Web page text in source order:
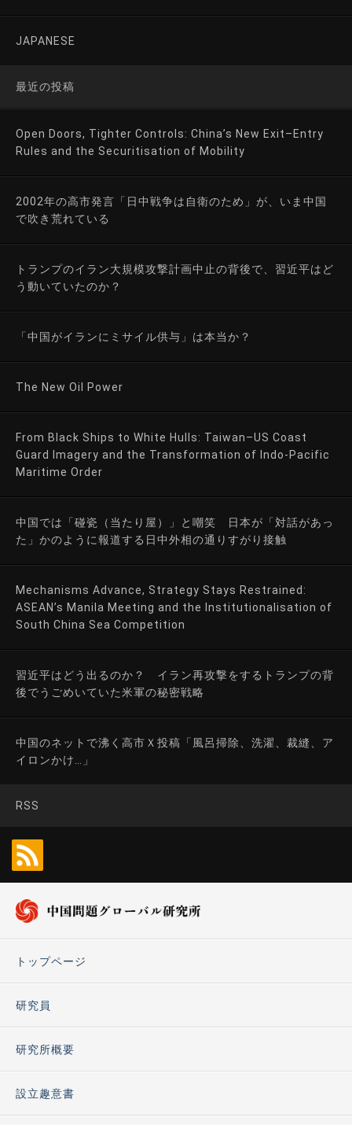
JAPANESE
最近の投稿
Open Doors, Tighter Controls: China’s New Exit–Entry
Rules and the Securitisation of Mobility
2002年の高市発言「日中戦争は自衛のため」が、いま中国
で吹き荒れている
トランプのイラン大規模攻撃計画中止の背後で、習近平はど
う動いていたのか？
「中国がイランにミサイル供与」は本当か？
The New Oil Power
From Black Ships to White Hulls: Taiwan–US Coast
Guard Imagery and the Transformation of Indo-Pacific
Maritime Order
中国では「碰瓷（当たり屋）」と嘲笑 日本が「対話があっ
た」かのように報道する日中外相の通りすがり接触
Mechanisms Advance, Strategy Stays Restrained:
ASEAN’s Manila Meeting and the Institutionalisation of
South China Sea Competition
習近平はどう出るのか？ イラン再攻撃をするトランプの背
後でうごめいていた米軍の秘密戦略
中国のネットで沸く高市Ｘ投稿「風呂掃除、洗濯、裁縫、ア
イロンかけ…」
RSS
トップページ
研究員
研究所概要
設立趣意書